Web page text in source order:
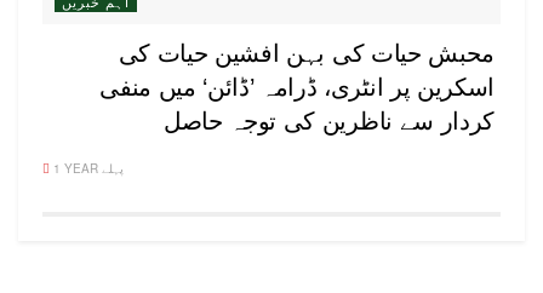
محبش حیات کی بہن افشین حیات کی
اسکرین پر انٹری، ڈرامہ ’ڈائن‘ میں منفی
کردار سے ناظرین کی توجہ حاصل
1 YEAR پہلے